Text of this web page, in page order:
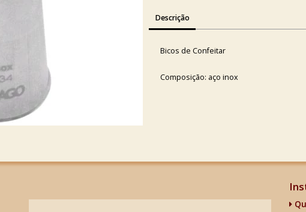
Descrição
Bicos de Confeitar
Composição: aço inox